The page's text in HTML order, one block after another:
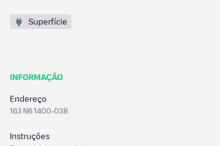
Superfície
INFORMAÇÃO
Endereço
163 N6 1400-038
Instruções